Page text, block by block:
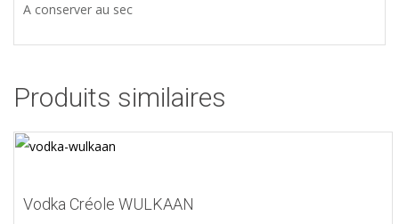
A conserver au sec
Produits similaires
Vodka Créole WULKAAN